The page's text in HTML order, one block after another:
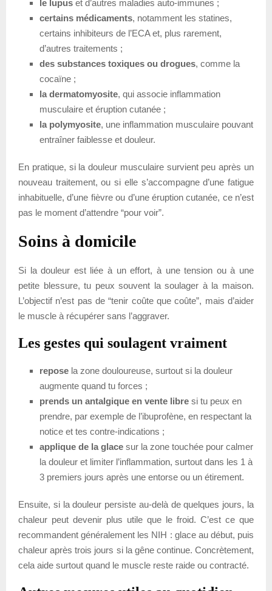
le lupus et d’autres maladies auto-immunes ;
certains médicaments, notamment les statines,
certains inhibiteurs de l’ECA et, plus rarement,
d’autres traitements ;
des substances toxiques ou drogues, comme la
cocaïne ;
la dermatomyosite, qui associe inflammation
musculaire et éruption cutanée ;
la polymyosite, une inflammation musculaire pouvant
entraîner faiblesse et douleur.
En pratique, si la douleur musculaire survient peu après un
nouveau traitement, ou si elle s’accompagne d’une fatigue
inhabituelle, d’une fièvre ou d’une éruption cutanée, ce n’est
pas le moment d’attendre “pour voir”.
Soins à domicile
Si la douleur est liée à un effort, à une tension ou à une
petite blessure, tu peux souvent la soulager à la maison.
L’objectif n’est pas de “tenir coûte que coûte”, mais d’aider
le muscle à récupérer sans l’aggraver.
Les gestes qui soulagent vraiment
repose la zone douloureuse, surtout si la douleur
augmente quand tu forces ;
prends un antalgique en vente libre si tu peux en
prendre, par exemple de l’ibuprofène, en respectant la
notice et tes contre-indications ;
applique de la glace sur la zone touchée pour calmer
la douleur et limiter l’inflammation, surtout dans les 1 à
3 premiers jours après une entorse ou un étirement.
Ensuite, si la douleur persiste au-delà de quelques jours, la
chaleur peut devenir plus utile que le froid. C’est ce que
recommandent généralement les NIH : glace au début, puis
chaleur après trois jours si la gêne continue. Concrètement,
cela aide surtout quand le muscle reste raide ou contracté.